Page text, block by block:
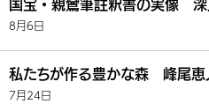
国宝・親鸞筆註釈書の実像 深
8月6日
私たちが作る豊かな森 峰尾恵
7月24日